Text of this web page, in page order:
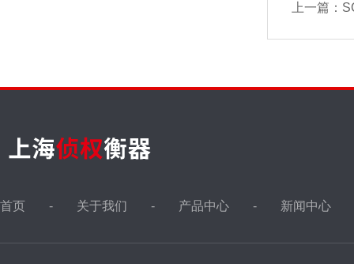
上一篇：
首页 关于我们 产品中心 新闻中心